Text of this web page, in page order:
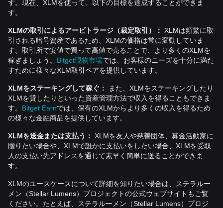
す。現在、XLMを使って、以下の目標を達成することができま
す。
XLMの取引によるアービトラージ（裁定取引）： XLMは頻繁に取
引される暗号資産であるため、XLMの価格は常に変動していま
す。取引所で安値で買って高値で売ることで、より多くのXLMを
稼ぎましょう。 Bitget現物市場では、お客様のニーズを十分に満た
すために様々なXLM取引ペアを提供しています。
XLMをステーキングして稼ぐ：
また、XLMをステーキングしたり
XLMを貸したりといった資産管理方法で収入を得ることもできま
す。 Bitget Earnでは、保有のXLMからより多くの収入を得るため
の様々な金融商品を提供しています。
XLMを送金または支払う： XLMを友人や慈善団体、募金活動家に
贈りたい場合や、XLMで誰かに支払いをしたい場合、XLMを受取
人の支払い先アドレスを通じて素早く簡単に送ることができま
す。
XLMのユースケースについて詳細を知りたい場合は、ステラルー
メン（Stellar Lumens）プロジェクトの公式ウェブサイトもご覧
ください。たとえば、ステラルーメン（Stellar Lumens）プロジ